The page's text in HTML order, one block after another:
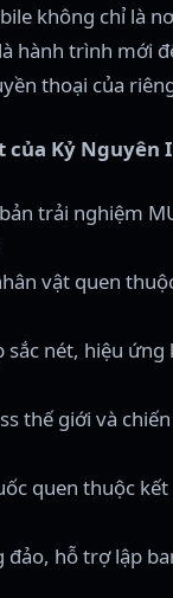
không chỉ là
hành trình mới
thoại của
của Kỷ Nguyên
trải nghiệm
vật quen
sắc nét, hiệu ứng
thế giới và
quen thuộc
đảo, hỗ trợ lập